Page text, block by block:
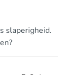
slaperigheid.